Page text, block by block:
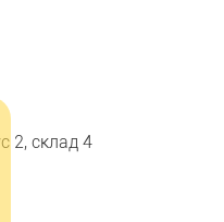
2, склад 4